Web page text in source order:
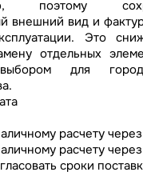
поэтому
внешний вид и
Это
отдельных
для
расчету
расчету
сроки